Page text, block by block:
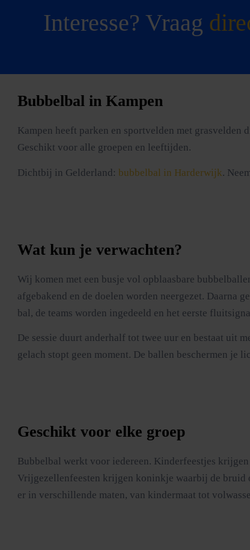
Interesse? Vraag
Bubbelbal in Kampen
Kampen heeft parken en sportvelden met grasvelden
Geschikt voor alle groepen en leeftijden.
Dichtbij in Gelderland:bubbelbal in Harderwijk.
Wat kun je verwachten?
Wij komen met een busje vol opblaasbare
afgebakend en de doelen worden neergezet. Daarna
bal, de teams worden ingedeeld en het eerste
De sessie duurt anderhalf tot twee uur en bestaat uit
gelach stopt geen moment. De ballen beschermen
Geschikt voor elke groep
Bubbelbal werkt voor iedereen. Kinderfeestjes
Vrijgezellenfeesten krijgen koninkje waarbij de bruid
er in verschillende maten, van kindermaat tot